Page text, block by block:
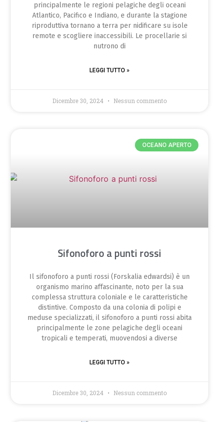
principalmente le regioni pelagiche degli oceani
Atlantico, Pacifico e Indiano, e durante la stagione
riproduttiva tornano a terra per nidificare su isole
remote e scogliere inaccessibili. Le procellarie si
nutrono di
LEGGI TUTTO »
Dicembre 30, 2024 Nessun commento
OCEANO APERTO
Sifonoforo a punti rossi
Il sifonoforo a punti rossi (Forskalia edwardsi) è un
organismo marino affascinante, noto per la sua
complessa struttura coloniale e le caratteristiche
distintive. Composto da una colonia di polipi e
meduse specializzati, il sifonoforo a punti rossi abita
principalmente le zone pelagiche degli oceani
tropicali e temperati, muovendosi a diverse
LEGGI TUTTO »
Dicembre 30, 2024 Nessun commento